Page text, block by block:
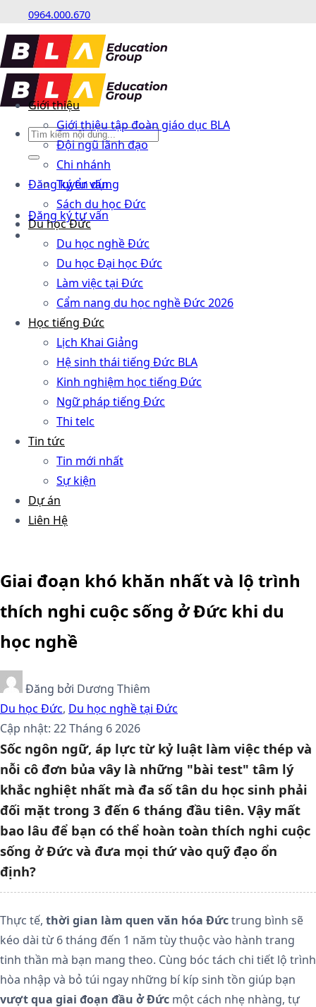
0964.000.670
Đăng ký tư vấn
Đăng ký tư vấn
Giới thiệu
Giới thiệu tập đoàn giáo dục BLA
Đội ngũ lãnh đạo
Chi nhánh
Tuyển dụng
Sách du học Đức
Du học Đức
Du học nghề Đức
Du học Đại học Đức
Làm việc tại Đức
Cẩm nang du học nghề Đức 2026
Học tiếng Đức
Lịch Khai Giảng
Hệ sinh thái tiếng Đức BLA
Kinh nghiệm học tiếng Đức
Ngữ pháp tiếng Đức
Thi telc
Tin tức
Tin mới nhất
Sự kiện
Dự án
Liên Hệ
Giai đoạn khó khăn nhất và lộ trình
thích nghi cuộc sống ở Đức khi du
học nghề
Đăng bởi Dương Thiêm
Du học Đức, Du học nghề tại Đức
Cập nhật: 22 Tháng 6 2026
Sốc ngôn ngữ, áp lực từ kỷ luật làm việc thép và
nỗi cô đơn bủa vây là những "bài test" tâm lý
khắc nghiệt nhất mà đa số tân du học sinh phải
đối mặt trong 3 đến 6 tháng đầu tiên. Vậy mất
bao lâu để bạn có thể hoàn toàn thích nghi cuộc
sống ở Đức và đưa mọi thứ vào quỹ đạo ổn
định?
Thực tế, thời gian làm quen văn hóa Đứctrung bình sẽ
kéo dài từ 6 tháng đến 1 năm tùy thuộc vào hành trang
tinh thần mà bạn mang theo. Cùng bóc tách chi tiết lộ trình
hòa nhập và bỏ túi ngay những bí kíp sinh tồn giúp bạn
vượt qua giai đoạn đầu ở Đức một cách nhẹ nhàng, tự